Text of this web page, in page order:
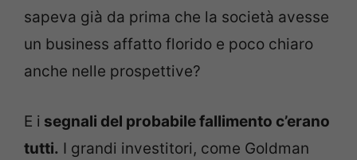
sapeva già da prima che la società avesse
un business affatto florido e poco chiaro
anche nelle prospettive?
E i segnali del probabile fallimento c’erano
tutti. I grandi investitori, come Goldman